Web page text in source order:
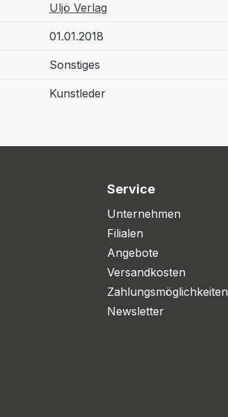
Uljö Verlag
01.01.2018
Sonstiges
Kunstleder
Service
Unternehmen
Filialen
Angebote
Versandkosten
Zahlungsmöglichkeiten
Newsletter